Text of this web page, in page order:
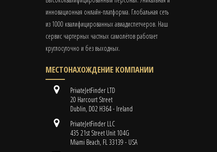
инновационная онлайн-платформа. Глобальная сеть
из 1000 квалифицированных авиадиспетчеров. Наш
сервис чартерных частных самолётов работает
круглосуточно и без выходных.
МЕСТОНАХОЖДЕНИЕ КОМПАНИИ
PrivateJetFinder LTD
20 Harcourt Street
Dublin, D02 H364 - Ireland
PrivateJetFinder LLC
435 21st Street Unit 104G
Miami Beach, FL 33139 - USA